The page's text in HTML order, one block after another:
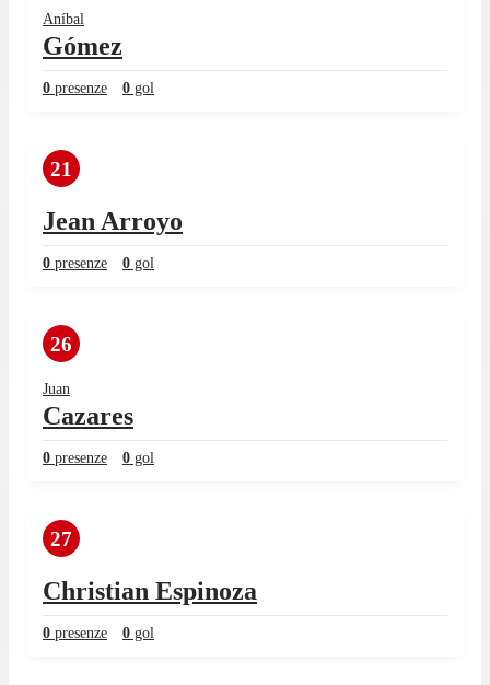
Aníbal
Gómez
0 presenze 0 gol
21
Jean Arroyo
0 presenze 0 gol
26
Juan
Cazares
0 presenze 0 gol
27
Christian Espinoza
0 presenze 0 gol